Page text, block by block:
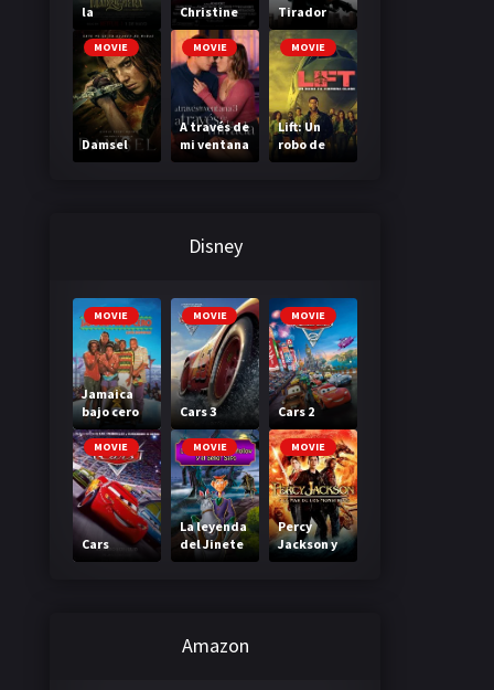
la
Madriguer
a
Christine Tirador
MOVIE
Damsel
MOVIE
A través de
mi ventana
3: A través
MOVIE
Lift: Un
robo de
primera
Disney
MOVIE
Jamaica
bajo cero
MOVIE
Cars 3
MOVIE
Cars 2
MOVIE
Cars
MOVIE
La leyenda
del Jinete
sin cabeza
MOVIE
Percy
Jackson y
el mar de
Amazon